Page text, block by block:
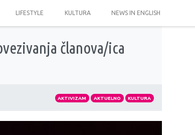
LIFESTYLE KULTURA NEWS IN ENGLISH
članova/ica
AKTIVIZAM AKTUELNO KULTURA